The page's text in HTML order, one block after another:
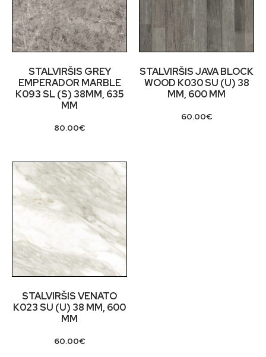
STALVIRŠIS GREY
EMPERADOR MARBLE
K093 SL (S) 38MM, 635
MM
80.00€
STALVIRŠIS JAVA BLOCK
WOOD K030 SU (U) 38
MM, 600 MM
60.00€
STALVIRŠIS VENATO
K023 SU (U) 38 MM, 600
MM
60.00€